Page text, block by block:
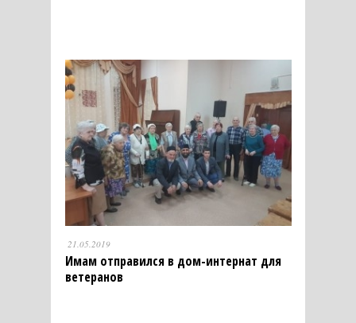
21.05.2019
Имам отправился в дом-интернат для
ветеранов